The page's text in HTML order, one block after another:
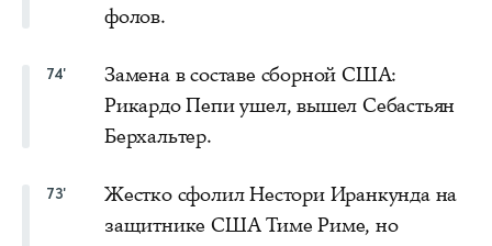
фолов.
74'
Замена в составе сборной США:
Рикардо Пепи ушел, вышел Себастьян
Берхальтер.
73'
Жестко сфолил Нестори Иранкунда на
защитнике США Тиме Риме, но